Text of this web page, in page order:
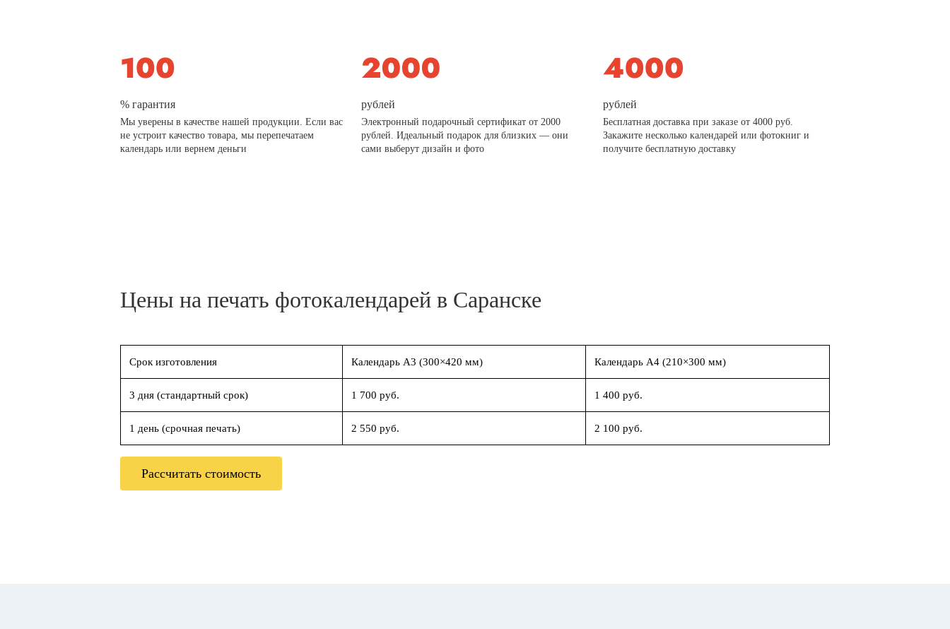
% гарантия
Мы уверены в качестве нашей продукции. Если вас
не устроит качество товара, мы перепечатаем
календарь или вернем деньги
рублей
Электронный подарочный сертификат от 2000
рублей. Идеальный подарок для близких — они
сами выберут дизайн и фото
рублей
Бесплатная доставка при заказе от 4000 руб.
Закажите несколько календарей или фотокниг и
получите бесплатную доставку
Цены на печать фотокалендарей в Саранске
Срок изготовления Календарь А3 (300×420 мм) Календарь А4 (210×300 мм)
3 дня (стандартный срок) 1 700 руб. 1 400 руб.
1 день (срочная печать) 2 550 руб. 2 100 руб.
Рассчитать стоимость